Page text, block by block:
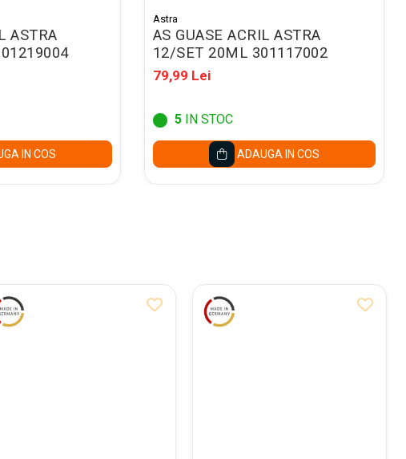
ASTRA
IN COS
Astra
AS GUASE ACRIL ASTRA
12/SET 20ML 301117002
79,99 Lei
5IN STOC
ADAUGA IN COS